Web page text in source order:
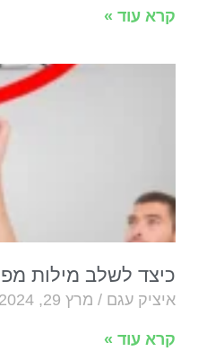
קרא עוד »
כיצד לשלב מילות
איציק עגם מרץ 29, 2024
קרא עוד »